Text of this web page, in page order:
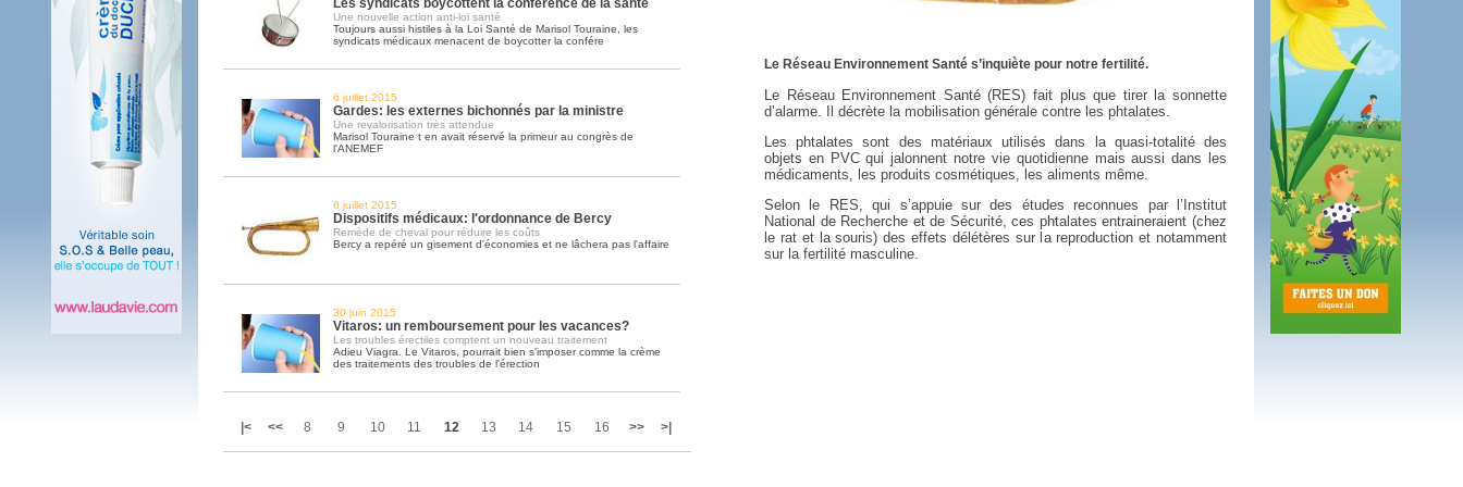
La journée mondiale des soins palliatifs n'a pas été inutile
lire la suite >>
Les syndicats boycottent la conférence de la santé
Une nouvelle action anti-loi santé
Toujours aussi histiles à la Loi Santé de Marisol Touraine, les
syndicats médicaux menacent de boycotter la confére
6 juillet 2015
Gardes: les externes bichonnés par la ministre
Une revalorisation très attendue
Marisol Touraine t en avait réservé la primeur au congrès de
l'ANEMEF
6 juillet 2015
Dispositifs médicaux: l'ordonnance de Bercy
Remède de cheval pour réduire les coûts
Bercy a repéré un gisement d'économies et ne lâchera pas l'affaire
30 juin 2015
Vitaros: un remboursement pour les vacances?
Les troubles érectiles comptent un nouveau traitement
Adieu Viagra. Le Vitaros, pourrait bien s'imposer comme la crème
des traitements des troubles de l'érection
|< << 8 9 10 11 12 13 14 15 16 >> >|
Le Réseau Environnement Santé s’inquiète pour notre fertilité.
Le Réseau Environnement Santé (RES) fait plus que tirer la sonnette
d’alarme. Il décrète la mobilisation générale contre les phtalates.
Les phtalates sont des matériaux utilisés dans la quasi-totalité des
objets en PVC qui jalonnent notre vie quotidienne mais aussi dans les
médicaments, les produits cosmétiques, les aliments même.
Selon le RES, qui s’appuie sur des études reconnues par l’Institut
National de Recherche et de Sécurité, ces phtalates entraineraient (chez
le rat et la souris) des effets délétères sur la reproduction et notamment
sur la fertilité masculine.